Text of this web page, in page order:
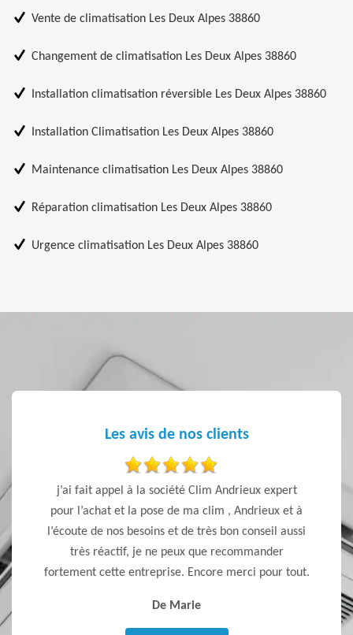
Vente de climatisation Les Deux Alpes 38860
Changement de climatisation Les Deux Alpes 38860
Installation climatisation réversible Les Deux Alpes 38860
Installation Climatisation Les Deux Alpes 38860
Maintenance climatisation Les Deux Alpes 38860
Réparation climatisation Les Deux Alpes 38860
Urgence climatisation Les Deux Alpes 38860
Les avis de nos clients
pour
pour
j’ai fait appel à la société Clim Andrieux expert
pour l’achat et la pose de ma clim , Andrieux et à
l’écoute de nos besoins et de très bon conseil aussi
très réactif, je ne peux que recommander
fortement cette entreprise. Encore merci pour tout.
De Marie